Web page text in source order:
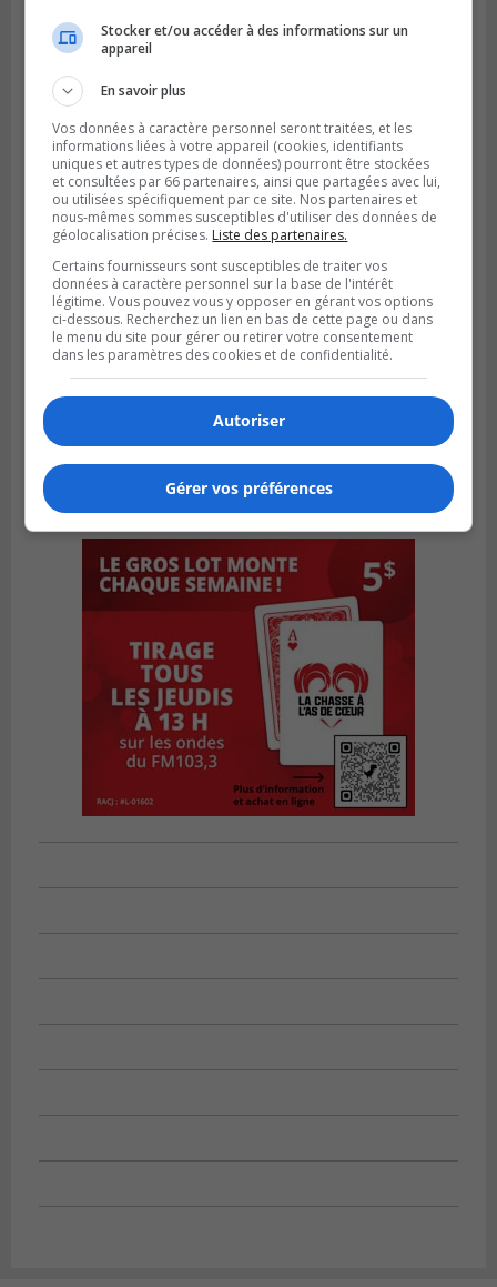
SAINT-HUBERT
Publié le 6 août 2026 à 09h39
Longueuil injecte 1,5 M$ pour moderniser
deux stations de pompage
Stocker et/ou accéder à des informations sur un
appareil
En savoir plus
Vos données à caractère personnel seront traitées, et les
informations liées à votre appareil (cookies, identifiants
uniques et autres types de données) pourront être stockées
et consultées par 66 partenaires, ainsi que partagées avec lui,
ou utilisées spécifiquement par ce site. Nos partenaires et
nous-mêmes sommes susceptibles d'utiliser des données de
géolocalisation précises. Liste des partenaires.
Certains fournisseurs sont susceptibles de traiter vos
données à caractère personnel sur la base de l'intérêt
légitime. Vous pouvez vous y opposer en gérant vos options
ci-dessous. Recherchez un lien en bas de cette page ou dans
le menu du site pour gérer ou retirer votre consentement
dans les paramètres des cookies et de confidentialité.
Autoriser
Gérer vos préférences